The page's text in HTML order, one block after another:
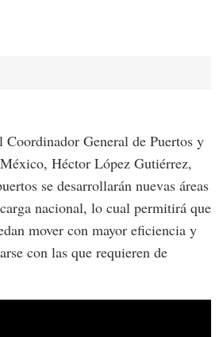
General de Puertos y
Héctor López Gutiérrez,
se desarrollarán nuevas áreas
nacional, lo cual permitirá que
mover con mayor eficiencia y
con las que requieren de